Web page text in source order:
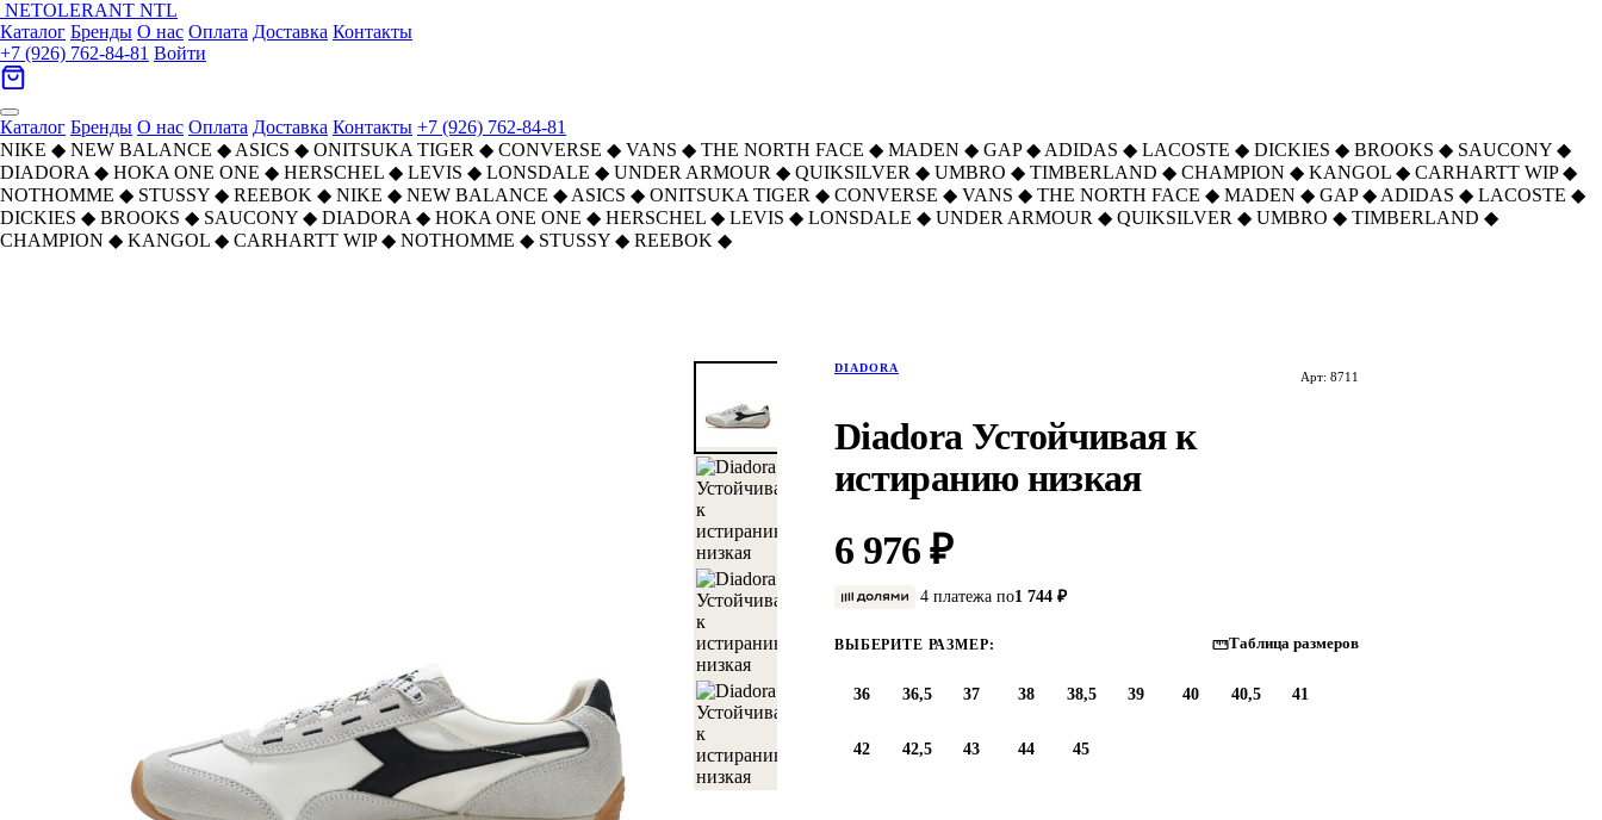
NETOLERANT NTL
Каталог Бренды О нас Оплата Доставка Контакты
+7 (926) 762-84-81 Войти
Каталог Бренды О нас Оплата Доставка Контакты +7 (926) 762-84-81
NIKE ◆ NEW BALANCE ◆ ASICS ◆ ONITSUKA TIGER ◆ CONVERSE ◆ VANS ◆ THE NORTH FACE ◆ MADEN ◆ GAP ◆ ADIDAS ◆ LACOSTE ◆ DICKIES ◆ BROOKS ◆ SAUCONY ◆
DIADORA ◆ HOKA ONE ONE ◆ HERSCHEL ◆ LEVIS ◆ LONSDALE ◆ UNDER ARMOUR ◆ QUIKSILVER ◆ UMBRO ◆ TIMBERLAND ◆ CHAMPION ◆ KANGOL ◆ CARHARTT WIP ◆
NOTHOMME ◆ STUSSY ◆ REEBOK ◆ NIKE ◆ NEW BALANCE ◆ ASICS ◆ ONITSUKA TIGER ◆ CONVERSE ◆ VANS ◆ THE NORTH FACE ◆ MADEN ◆ GAP ◆ ADIDAS ◆ LACOSTE ◆
DICKIES ◆ BROOKS ◆ SAUCONY ◆ DIADORA ◆ HOKA ONE ONE ◆ HERSCHEL ◆ LEVIS ◆ LONSDALE ◆ UNDER ARMOUR ◆ QUIKSILVER ◆ UMBRO ◆ TIMBERLAND ◆
CHAMPION ◆ KANGOL ◆ CARHARTT WIP ◆ NOTHOMME ◆ STUSSY ◆ REEBOK ◆
DIADORA
Арт: 8711
Diadora Устойчивая к
истиранию низкая
6 976 ₽
4 платежа по1 744 ₽
ВЫБЕРИТЕ РАЗМЕР: Таблица размеров
36 36,5 37 38 38,5 39 40 40,5 41
42 42,5 43 44 45